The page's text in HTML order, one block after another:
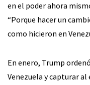
en el poder ahora
“Porque hacer un
como hicieron en
En enero, Trump
Venezuela y capturar